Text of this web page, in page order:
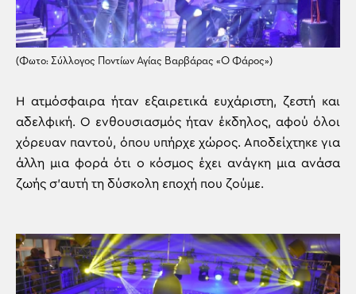
(Φωτο: Σύλλογος Ποντίων Αγίας Βαρβάρας «Ο Φάρος»)
Η ατμόσφαιρα ήταν εξαιρετικά ευχάριστη, ζεστή και
αδελφική. O ενθουσιασμός ήταν έκδηλος, αφού όλοι
χόρευαν παντού, όπου υπήρχε χώρος. Αποδείχτηκε για
άλλη μια φορά ότι ο κόσμος έχει ανάγκη μια ανάσα
ζωής σ’αυτή τη δύσκολη εποχή που ζούμε.